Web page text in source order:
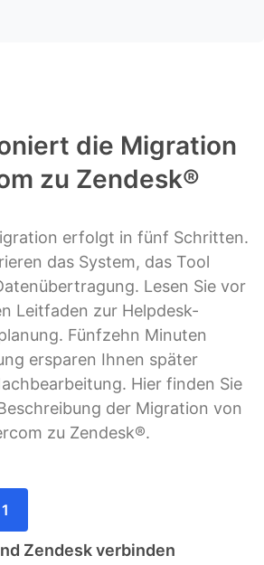
die Migration
zu Zendesk®
erfolgt in fünf Schritten.
das System, das Tool
Lesen Sie vor
Leitfaden zur Helpdesk-
Fünfzehn Minuten
ersparen Ihnen später
Hier finden Sie
der Migration von
zu Zendesk®.
Zendesk verbinden